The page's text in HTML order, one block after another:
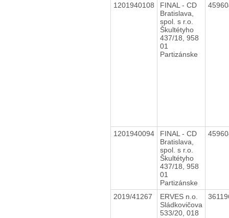
1201940108
FINAL - CD
Bratislava,
spol. s r.o.
Škultétyho
437/18, 958
01
Partizánske
1201940094
FINAL - CD
Bratislava,
spol. s r.o.
Škultétyho
437/18, 958
01
Partizánske
2019/41267
ERVES n.o.
Sládkovičova
533/20, 018